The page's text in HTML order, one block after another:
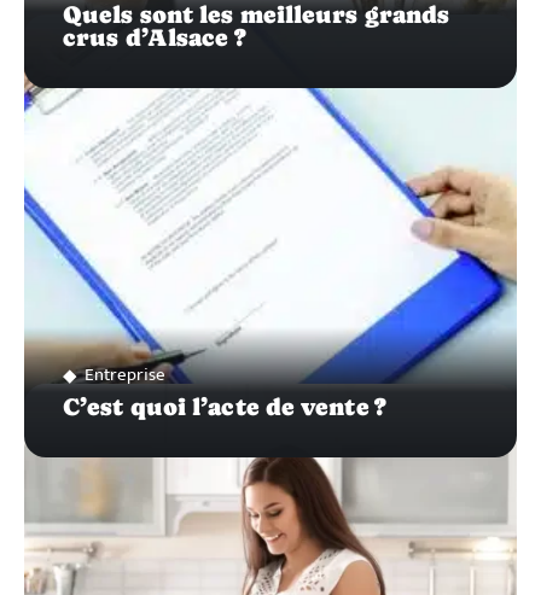
Quels sont les meilleurs grands
crus d’Alsace ?
Entreprise
C’est quoi l’acte de vente ?